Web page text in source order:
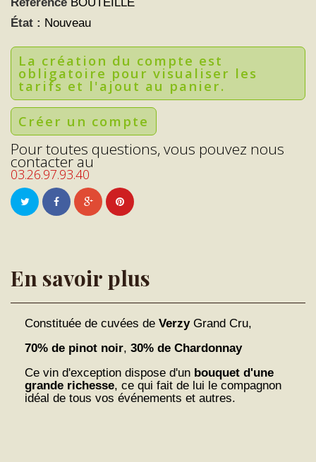
État : Nouveau
La création du compte est
obligatoire pour visualiser les
tarifs et l'ajout au panier.
Créer un compte
Pour toutes questions, vous pouvez nous
contacter au
03.26.97.93.40
En savoir plus
Constituée de cuvées de VerzyGrand Cru,
70% de pinot noir, 30% de Chardonnay
Ce vin d'exception dispose d'un bouquet d'une
grande richesse, ce qui fait de lui le compagnon
idéal de tous vos événements et autres.